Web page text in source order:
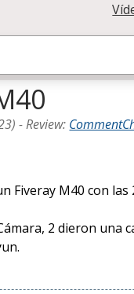
) -Review:
Fiveray M40 con las
2 dieron una